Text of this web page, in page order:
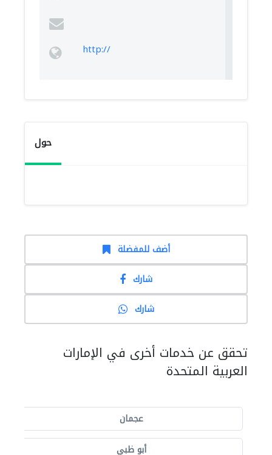
http://
حول
أضف للمفضلة
شارك
شارك
تحقق عن خدمات أخرى في الإمارات
العربية المتحدة
عجمان
أبو ظبي